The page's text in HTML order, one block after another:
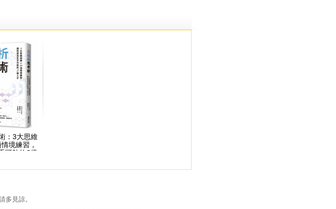
：3大思維
境練習，
可熱的S級
多見諒。